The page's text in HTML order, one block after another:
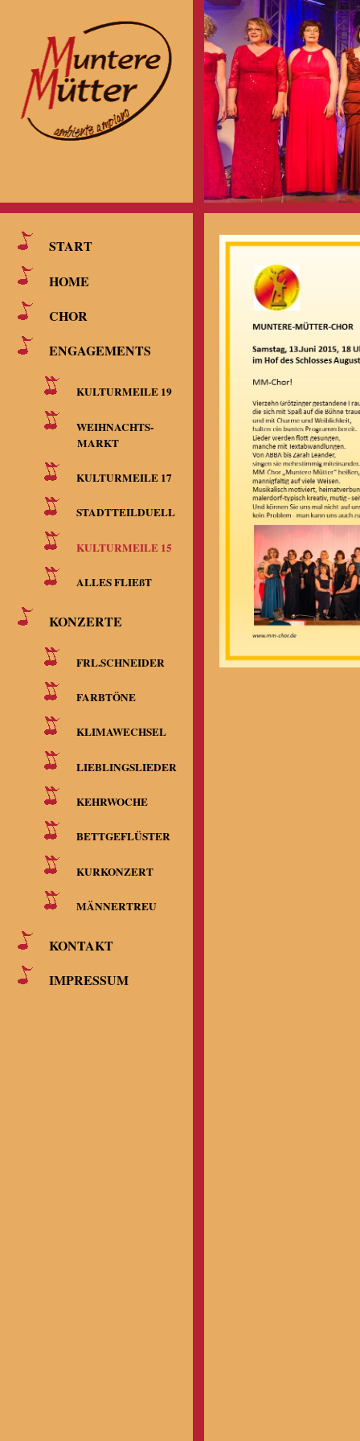
START
HOME
CHOR
ENGAGEMENTS
KULTURMEILE 19
WEIHNACHTS-
MARKT
KULTURMEILE 17
STADTTEILDUELL
KULTURMEILE 15
ALLES FLIEßT
KONZERTE
FRL.SCHNEIDER
FARBTÖNE
KLIMAWECHSEL
LIEBLINGSLIEDER
KEHRWOCHE
BETTGEFLÜSTER
KURKONZERT
MÄNNERTREU
KONTAKT
IMPRESSUM